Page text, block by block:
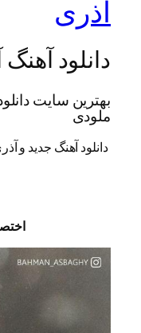
آهنگ آذری
دانلود اهنگ
جدید و آذریبهمن اسبقی
اختصاصی جوان